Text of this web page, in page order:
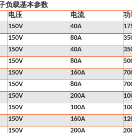
负载基本参数
电压 电流
功
150V 40A
150V 80A
150V 40A
150V 80A
150V 160A
150V 80A
150V 200A
150V 100A
150V 160A
150V 200A